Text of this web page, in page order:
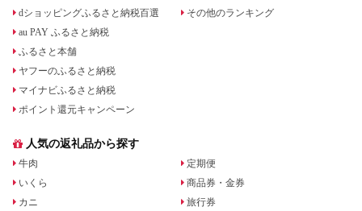
dショッピングふるさと納税百選
au PAY ふるさと納税
ふるさと本舗
ヤフーのふるさと納税
マイナビふるさと納税
ポイント還元キャンペーン
その他のランキング
人気の返礼品から探す
牛肉
いくら
カニ
定期便
商品券・金券
旅行券